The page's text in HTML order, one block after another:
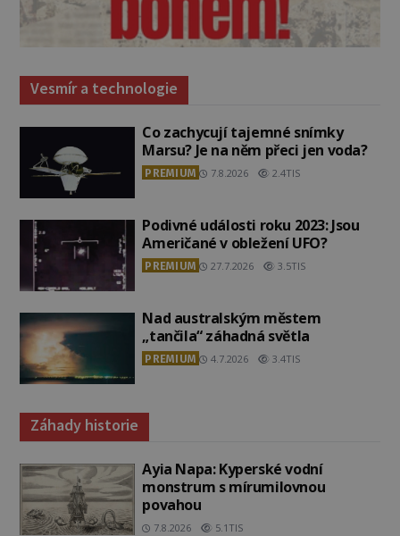
Vesmír a technologie
Co zachycují tajemné snímky
Marsu? Je na něm přeci jen voda?
PREMIUM 7.8.2026 2.4TIS
Podivné události roku 2023: Jsou
Američané v obležení UFO?
PREMIUM 27.7.2026 3.5TIS
Nad australským městem
„tančila“ záhadná světla
PREMIUM 4.7.2026 3.4TIS
Záhady historie
Ayia Napa: Kyperské vodní
monstrum s mírumilovnou
povahou
7.8.2026 5.1TIS